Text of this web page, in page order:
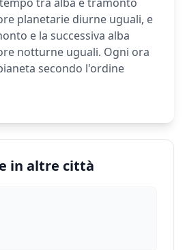
planetarie diurne uguali, e
e la successiva alba
notturne uguali. Ogni ora
secondo l'ordine
in altre città